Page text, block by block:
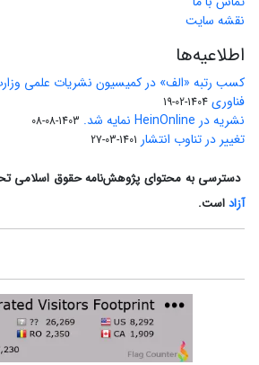
نقشه سایت
اطلاعیه‌ها
کسب رتبه «الف» در کمیسیون نشریات علمی
فناوری 1404-02-19
نشریه در HeinOnline نمایه شد. 1403-08-08
تغییر در تناوب انتشار 1401-03-27
دسترسی به محتوای پژوهش‌نامه حقوق اسلامی
آزاداست.